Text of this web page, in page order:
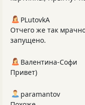
PLutоvkА
Отчего же так
запущено.
Валентина-Софи
Привет)
paramantov